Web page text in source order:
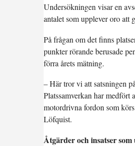
Undersökningen visar en
antalet som upplever oro
På frågan om det finns
punkter rörande berusade
förra årets mätning.
– Här tror vi att satsningen
Platssamverkan har medfört
motordrivna fordon som
Löfquist.
Åtgärder och insatser